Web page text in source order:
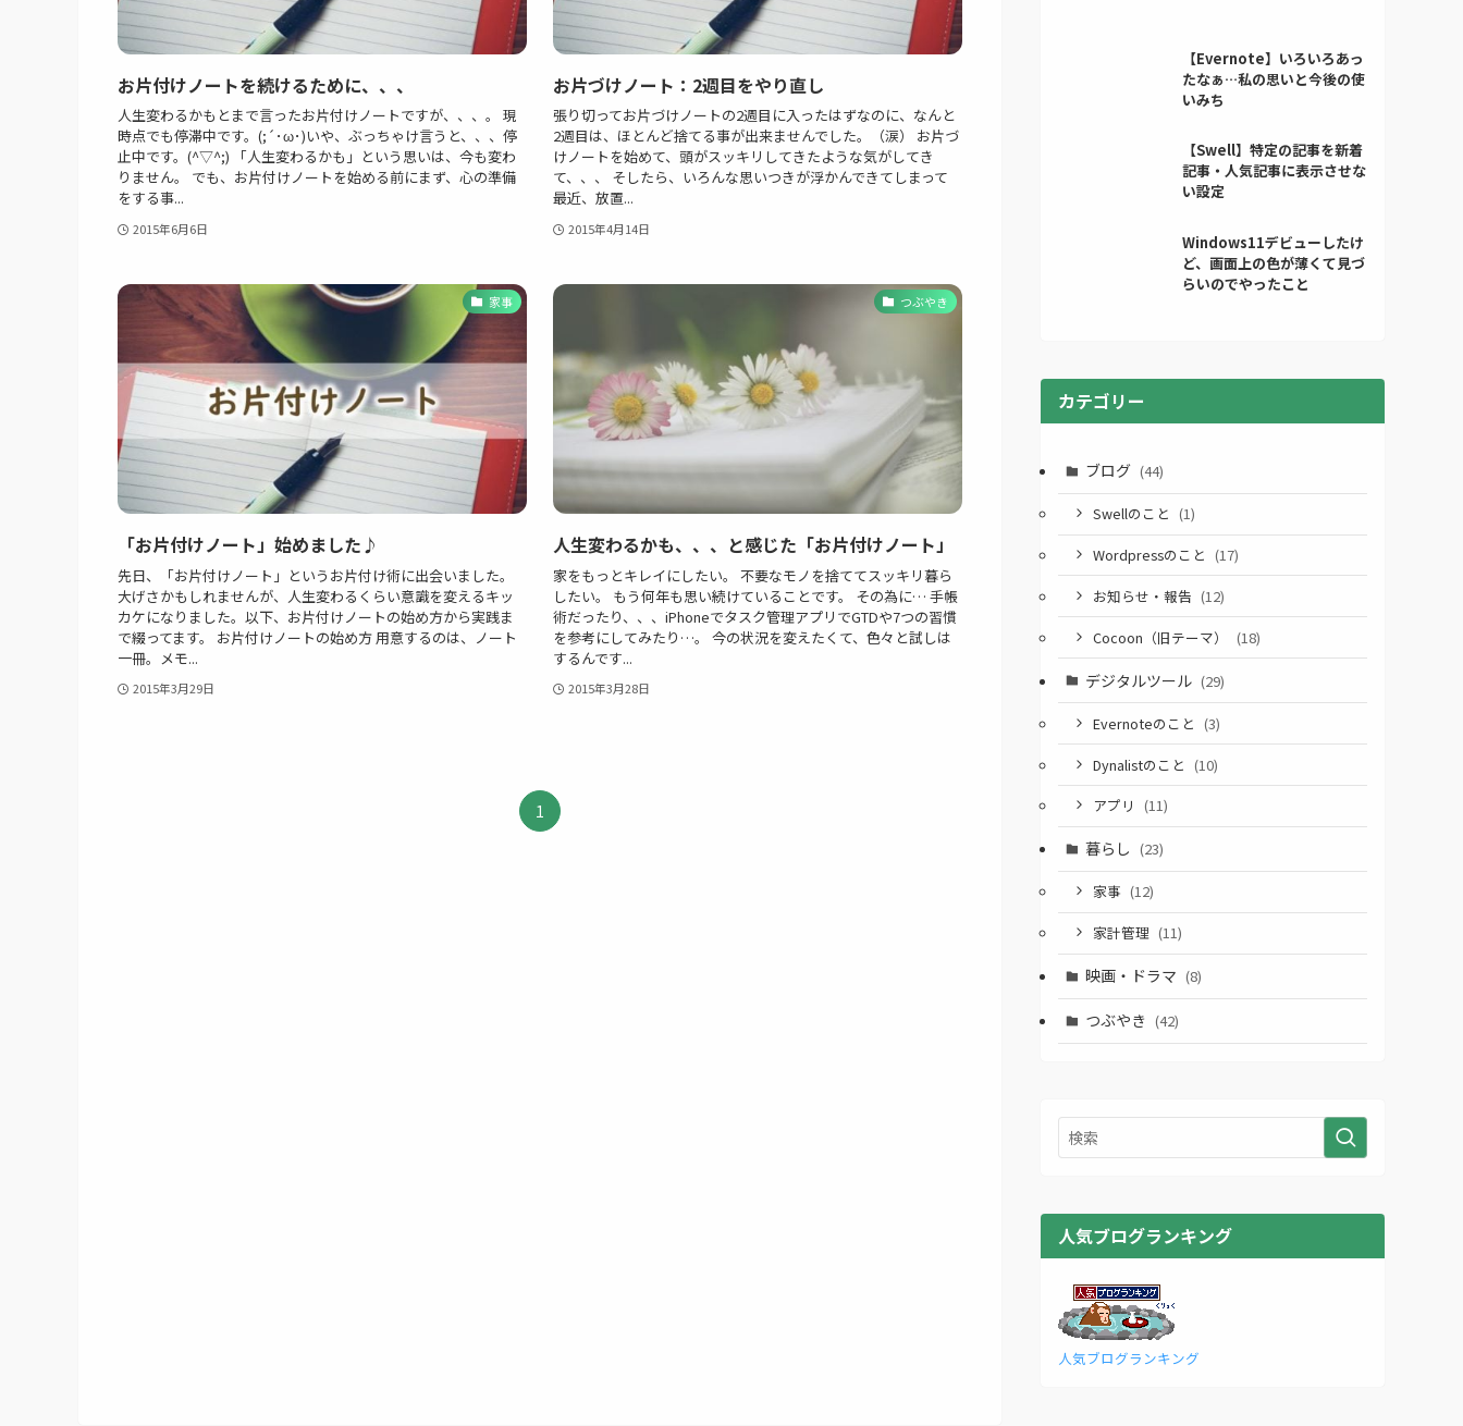
お片付けノートを続けるために、、、
人生変わるかもとまで言ったお片付けノートですが、、、。 現
時点でも停滞中です。(;´･ω･)いや、ぶっちゃけ言うと、、、停
止中です。(^▽^;) 「人生変わるかも」という思いは、今も変わ
りません。 でも、お片付けノートを始める前にまず、心の準備
をする事...
2015年6月6日
お片づけノート：2週目をやり直し
張り切ってお片づけノートの2週目に入ったはずなのに、なんと
2週目は、ほとんど捨てる事が出来ませんでした。（涙） お片づ
けノートを始めて、頭がスッキリしてきたような気がしてき
て、、、 そしたら、いろんな思いつきが浮かんできてしまって
最近、放置...
2015年4月14日
家事
「お片付けノート」始めました♪
先日、「お片付けノート」というお片付け術に出会いました。
大げさかもしれませんが、人生変わるくらい意識を変えるキッ
カケになりました。以下、お片付けノートの始め方から実践ま
で綴ってます。 お片付けノートの始め方 用意するのは、ノート
一冊。メモ...
2015年3月29日
つぶやき
人生変わるかも、、、と感じた「お片付けノート」
家をもっとキレイにしたい。 不要なモノを捨ててスッキリ暮ら
したい。 もう何年も思い続けていることです。 その為に… 手帳
術だったり、、、iPhoneでタスク管理アプリでGTDや7つの習慣
を参考にしてみたり…。 今の状況を変えたくて、色々と試しは
するんです...
2015年3月28日
1
【Evernote】いろいろあっ
たなぁ…私の思いと今後の使
いみち
【Swell】特定の記事を新着
記事・人気記事に表示させな
い設定
Windows11デビューしたけ
ど、画面上の色が薄くて見づ
らいのでやったこと
カテゴリー
ブログ (44)
Swellのこと (1)
Wordpressのこと (17)
お知らせ・報告 (12)
Cocoon（旧テーマ）
(18)
デジタルツール (29)
Evernoteのこと (3)
Dynalistのこと (10)
アプリ
(11)
暮らし (23)
家事 (12)
家計管理 (11)
映画・ドラマ (8)
つぶやき (42)
人気ブログランキング
人気ブログランキング